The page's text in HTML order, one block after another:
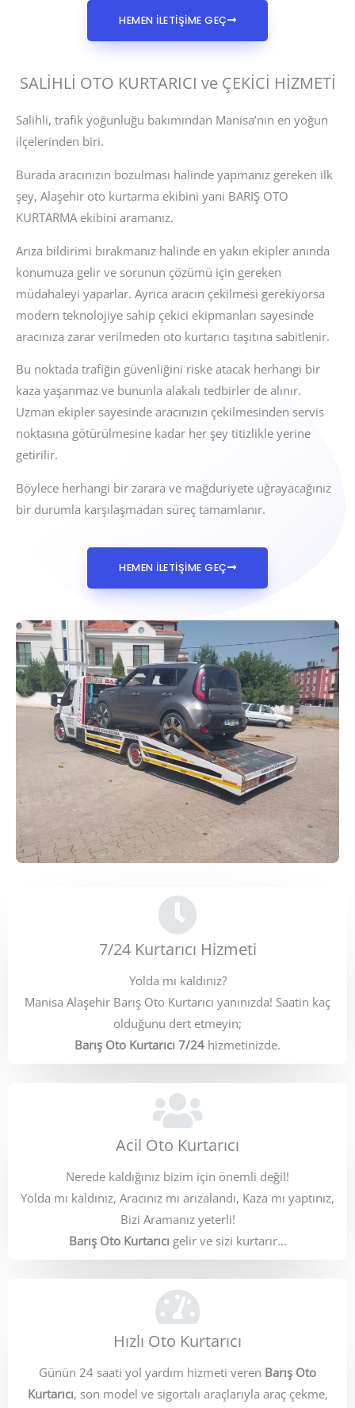
HEMEN İLETİŞİME GEÇ
SALİHLİ OTO KURTARICI ve ÇEKİCİ HİZMETİ
Salihli, trafik yoğunluğu bakımından Manisa’nın en yoğun
ilçelerinden biri.
Burada aracınızın bozulması halinde yapmanız gereken ilk
şey, Alaşehir oto kurtarma ekibini yani BARIŞ OTO
KURTARMA ekibini aramanız.
Arıza bildirimi bırakmanız halinde en yakın ekipler anında
konumuza gelir ve sorunun çözümü için gereken
müdahaleyi yaparlar. Ayrıca aracın çekilmesi gerekiyorsa
modern teknolojiye sahip çekici ekipmanları sayesinde
aracınıza zarar verilmeden oto kurtarıcı taşıtına sabitlenir.
Bu noktada trafiğin güvenliğini riske atacak herhangi bir
kaza yaşanmaz ve bununla alakalı tedbirler de alınır.
Uzman ekipler sayesinde aracınızın çekilmesinden servis
noktasına götürülmesine kadar her şey titizlikle yerine
getirilir.
Böylece herhangi bir zarara ve mağduriyete uğrayacağınız
bir durumla karşılaşmadan süreç tamamlanır.
HEMEN İLETİŞİME GEÇ
7/24 Kurtarıcı Hizmeti
Yolda mı kaldınız?
Manisa Alaşehir Barış Oto Kurtarıcı yanınızda! Saatin kaç
olduğunu dert etmeyin;
Barış Oto Kurtarıcı 7/24 hizmetinizde.
Acil Oto Kurtarıcı
Nerede kaldığınız bizim için önemli değil!
Yolda mı kaldınız, Aracınız mı arızalandı, Kaza mı yaptınız,
Bizi Aramanız yeterli!
Barış Oto Kurtarıcı gelir ve sizi kurtarır...
Hızlı Oto Kurtarıcı
Günün 24 saati yol yardım hizmeti veren Barış Oto
Kurtarıcı, son model ve sigortalı araçlarıyla araç çekme,